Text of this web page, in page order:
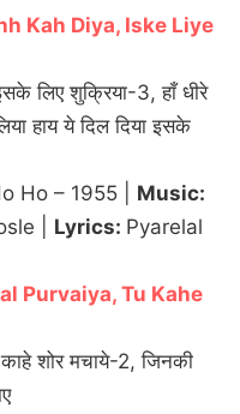
Kah Diya, Iske Liye
लिए शुक्रिया-3, हाँ धीरे
हाय ये दिल दिया इसके
Ho – 1955 | Music:
| Lyrics: Pyarelal
Purvaiya, Tu Kahe
शोर मचाये-2, जिनकी